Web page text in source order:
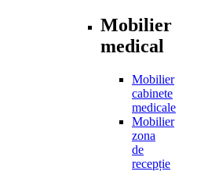
Mobilier
medical
Mobilier
cabinete
medicale
Mobilier
zona
de
recepție